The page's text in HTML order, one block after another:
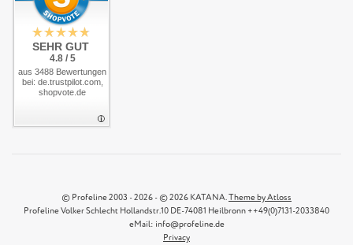
SEHR GUT
4.8 / 5
aus 3488 Bewertungen
bei: de.trustpilot.com,
shopvote.de
© Profeline 2003 - 2026 - © 2026 KATANA.Theme by Atloss
Profeline Volker Schlecht Hollandstr.10 DE-74081 Heilbronn ++49(0)7131-2033840
eMail: info@profeline.de
Privacy